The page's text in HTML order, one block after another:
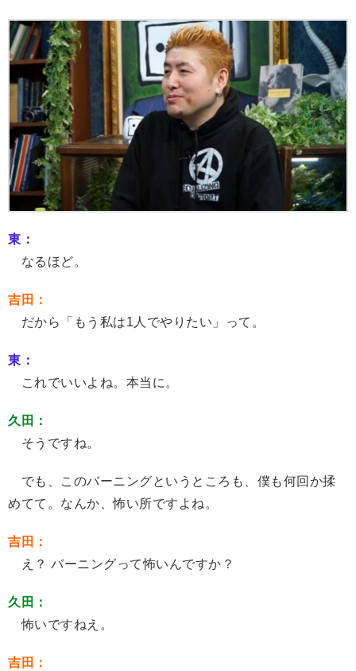
東：
なるほど。
吉田：
だから「もう私は1人でやりたい」って。
東：
これでいいよね。本当に。
久田：
そうですね。
でも、このバーニングというところも、僕も何回か揉
めてて。なんか、怖い所ですよね。
吉田：
え？ バーニングって怖いんですか？
久田：
怖いですねえ。
吉田：